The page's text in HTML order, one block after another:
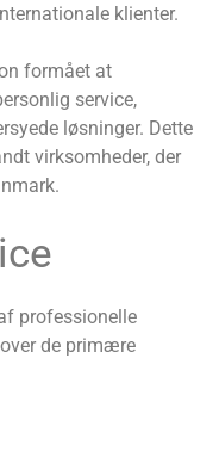
klienter.
formået at
service,
løsninger. Dette
virksomheder, der
professionelle
de primære